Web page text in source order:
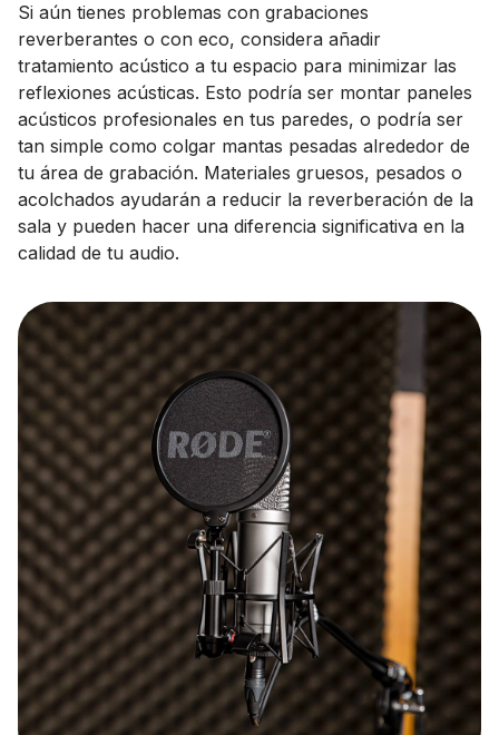
Si aún tienes problemas con grabaciones
reverberantes o con eco, considera añadir
tratamiento acústico a tu espacio para minimizar las
reflexiones acústicas. Esto podría ser montar paneles
acústicos profesionales en tus paredes, o podría ser
tan simple como colgar mantas pesadas alrededor de
tu área de grabación. Materiales gruesos, pesados o
acolchados ayudarán a reducir la reverberación de la
sala y pueden hacer una diferencia significativa en la
calidad de tu audio.